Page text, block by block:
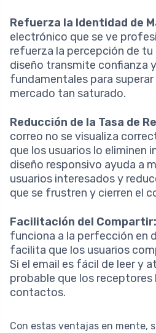
Refuerza la Identidad de
electrónico que se ve
refuerza la percepción de tu
diseño transmite confianza
fundamentales para
mercado tan saturado.
Reducción de la Tasa de
correo no se visualiza
que los usuarios lo eliminen
diseño responsivo ayuda a
usuarios interesados y
que se frustren y cierren el
Facilitación del Compartir:
funciona a la perfección en
facilita que los usuarios
Si el email es fácil de leer y
probable que los receptores
contactos.
Con estas ventajas en mente,